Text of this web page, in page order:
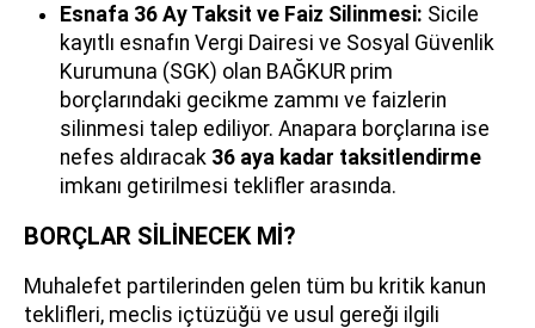
Esnafa 36 Ay Taksit ve Faiz Silinmesi: Sicile
kayıtlı esnafın Vergi Dairesi ve Sosyal Güvenlik
Kurumuna (SGK) olan BAĞKUR prim
borçlarındaki gecikme zammı ve faizlerin
silinmesi talep ediliyor. Anapara borçlarına ise
nefes aldıracak 36 aya kadar taksitlendirme
imkanı getirilmesi teklifler arasında.
BORÇLAR SİLİNECEK Mİ?
Muhalefet partilerinden gelen tüm bu kritik kanun
teklifleri, meclis içtüzüğü ve usul gereği ilgili